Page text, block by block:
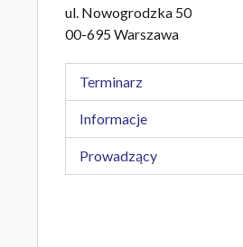
ul. Nowogrodzka 50
00-695 Warszawa
Terminarz
Informacje
Prowadzący